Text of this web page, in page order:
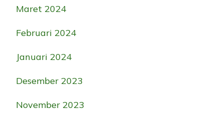
Maret 2024
Februari 2024
Januari 2024
Desember 2023
November 2023